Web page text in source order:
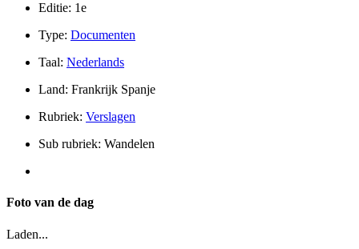
Editie: 1e
Type: Documenten
Taal: Nederlands
Land: Frankrijk Spanje
Rubriek: Verslagen
Sub rubriek: Wandelen
Foto van de dag
Laden...